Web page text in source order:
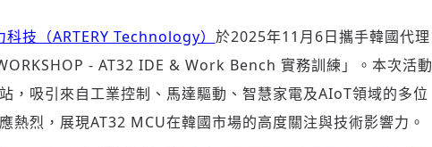
科技（ARTERY Technology） 於2025年11月6日攜手韓國代理
- AT32 IDE & Work Bench 實務訓練」。本次活動
，吸引來自工業控制、馬達驅動、智慧家電及AIoT領域的多位
熱烈，展現AT32 MCU在韓國市場的高度關注與技術影響力。